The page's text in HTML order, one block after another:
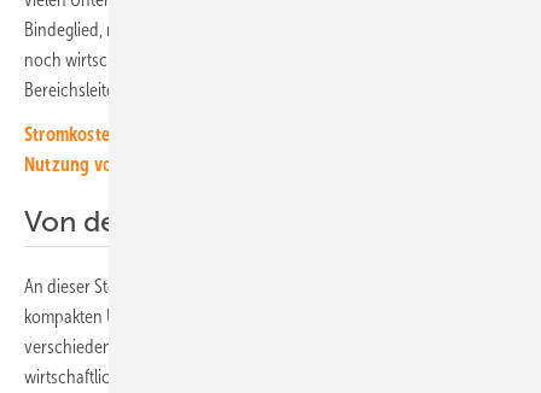
Bindeglied, mit dem erneuerbare Energieversorgung in Unternehmen
noch wirtschaftlicher sein kann“, erklärt Sebastian Bolay,
Bereichsleiter Energie, Umwelt, Industrie bei der DIHK.
Stromkosten im Gewerbe senken: Unser Ratgeber für die solare
Nutzung von Flachdächern
Von der Planung bis zum Betrieb
An dieser Stelle setzt der Leitfaden an. Die Autor:innen geben einen
kompakten Überblick über die technischen Grundlagen und die
verschiedenen Geschäftsmodelle. Sie zeigen, wie die Speicher
wirtschaftlich werden können. Zusätzlich geben sie noch eine